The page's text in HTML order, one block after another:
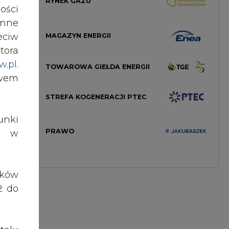
.
w
do
MAGAZYN ENERGII
TOWAROWA GIEŁDA ENERGII
STREFA KOGENERACJI PTEC
PRAWO